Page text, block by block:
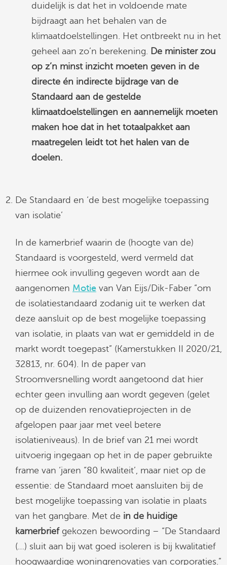
duidelijk is dat het in voldoende mate
bijdraagt aan het behalen van de
klimaatdoelstellingen. Het ontbreekt nu in het
geheel aan zo’n berekening. De minister zou
op z’n minst inzicht moeten geven in de
directe én indirecte bijdrage van de
Standaard aan de gestelde
klimaatdoelstellingen en aannemelijk moeten
maken hoe dat in het totaalpakket aan
maatregelen leidt tot het halen van de
doelen.
De Standaard en ‘de best mogelijke toepassing
van isolatie’
In de kamerbrief waarin de (hoogte van de)
Standaard is voorgesteld, werd vermeld dat
hiermee ook invulling gegeven wordt aan de
aangenomen Motie van Van Eijs/Dik-Faber “om
de isolatiestandaard zodanig uit te werken dat
deze aansluit op de best mogelijke toepassing
van isolatie, in plaats van wat er gemiddeld in de
markt wordt toegepast” (Kamerstukken II 2020/21,
32813, nr. 604). In de paper van
Stroomversnelling wordt aangetoond dat hier
echter geen invulling aan wordt gegeven (gelet
op de duizenden renovatieprojecten in de
afgelopen paar jaar met veel betere
isolatieniveaus). In de brief van 21 mei wordt
uitvoerig ingegaan op het in de paper gebruikte
frame van ‘jaren “80 kwaliteit’, maar niet op de
essentie: de Standaard moet aansluiten bij de
best mogelijke toepassing van isolatie in plaats
van het gangbare. Met de in de huidige
kamerbriefgekozen bewoording – “De Standaard
(…) sluit aan bij wat goed isoleren is bij kwalitatief
hoogwaardige woningrenovaties van corporaties.”